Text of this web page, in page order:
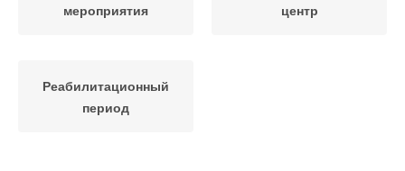
мероприятия
центр
Реабилитационный
период